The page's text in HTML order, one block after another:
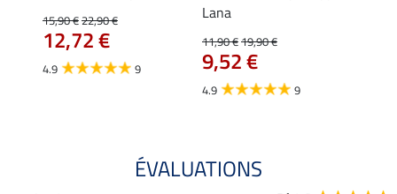
15,90 €22,90 €
12,72 €
4.9 9
Lana
11,90 €19,90 €
9,52 €
4.9 9
ÉVALUATIONS